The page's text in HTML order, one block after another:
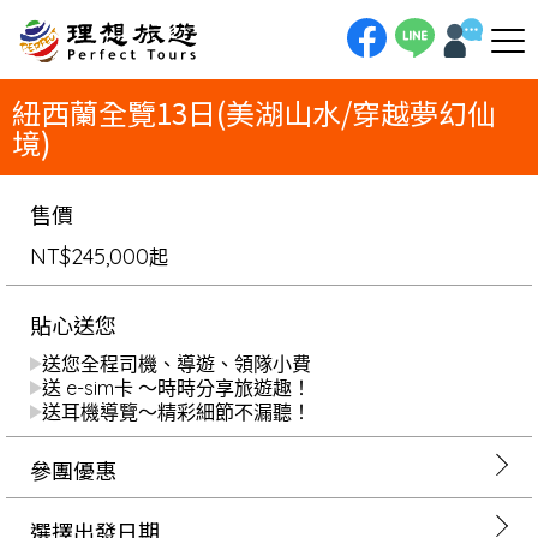
世界級的景觀—雄偉的米佛峽灣、如藍寶石般的提卡波湖畔「牧羊人教堂」，以及直達天際的庫克山。這場紐西蘭旅遊精心規
劃，讓您能從容享受紐西蘭13日的每個光影瞬間，不只看到美景，更要走進夢幻仙境裡。
紐西蘭全覽13日(美湖山水/穿越夢幻仙
境)
售價
NT$245,000起
貼心送您
送您全程司機、導遊、領隊小費
送 e-sim卡 ～時時分享旅遊趣！
送耳機導覽～精彩細節不漏聽！
參團優惠
選擇出發日期